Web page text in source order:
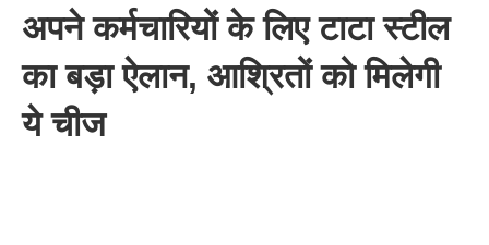
अपने कर्मचारियों के लिए टाटा स्टील
का बड़ा ऐलान, आश्रितों को मिलेगी
ये चीज